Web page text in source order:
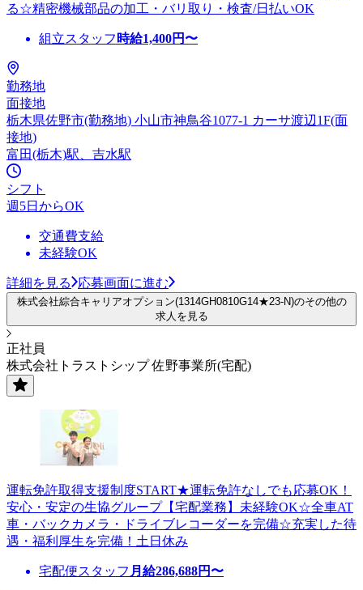
る☆精密機械部品の加工・バリ取り・検査/日払いOK
組立スタッフ 時給1,400円〜
勤務地
面接地
栃木県佐野市(勤務地) 小山市神鳥谷1077-1 カーサ渡辺1F(面
接地)
富田(栃木)駅、吉水駅
シフト
週5日からOK
交通費支給
未経験OK
詳細を見る 応募画面に進む
株式会社綜合キャリアオプション(1314GH0810G14★23-N)のその他の
求人を見る
正社員
株式会社トラストシップ 佐野事業所(宅配)
運転免許取得支援制度START★運転免許なしでも応募OK！
安心・安定の生協グループ【宅配業務】未経験OK☆全車AT
車・バックカメラ・ドライブレコーダーを完備☆充実した待
遇・福利厚生を完備！土日休み
宅配便スタッフ 月給286,688円〜